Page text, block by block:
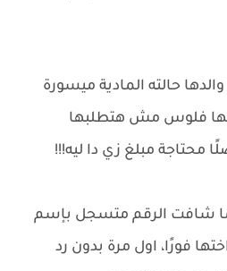
حالته المادية ميسورة
فلوس مش هتطلبها
محتاجة مبلغ زي دا ليه!!!
شافت الرقم متسجل بإسم
فورًا، اول مرة بدون رد